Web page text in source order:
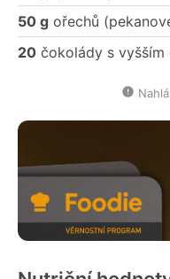
50 g ořechů
20 čokolády s vyšším